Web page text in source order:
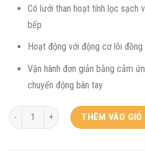
Có lưới than hoạt tính lọc sạch
bếp
Hoạt động với động cơ lõi đồng
Vận hành đơn giản bằng cảm
chuyển động bàn tay
THÊM VÀO GIỎ